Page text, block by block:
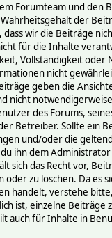
Forumteam und den
der
wir die Beiträge
für die Inhalte
Vollständigkeit oder
nicht
geben die
nicht
des Forums,
Betreiber. Sollte ein
und/oder die
ihn dem
sich das Recht vor,
oder zu löschen. Da es
handelt, verstehe
ist, einzelne Beiträge
auch für Inhalte in